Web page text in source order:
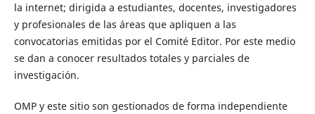
la internet; dirigida a estudiantes, docentes, investigadores
y profesionales de las áreas que apliquen a las
convocatorias emitidas por el Comité Editor. Por este medio
se dan a conocer resultados totales y parciales de
investigación.
OMP y este sitio son gestionados de forma independiente